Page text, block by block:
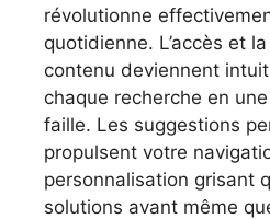
révolutionne
quotidienne. L’accès et
contenu deviennent
chaque recherche en
faille. Les suggestions
propulsent votre
personnalisation grisant
solutions avant même